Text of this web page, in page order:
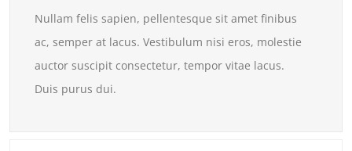
Nullam felis sapien, pellentesque sit amet finibus
ac, semper at lacus. Vestibulum nisi eros, molestie
auctor suscipit consectetur, tempor vitae lacus.
Duis purus dui.